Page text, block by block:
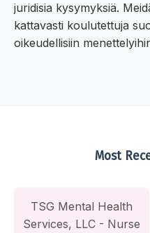
juridisia kysymyksiä.
kattavasti koulutettuja
oikeudellisiin
Most
TSG Mental Health
Services, LLC - Nurse